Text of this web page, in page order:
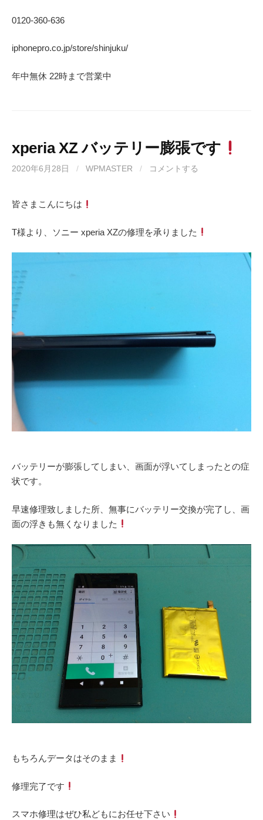
0120-360-636
iphonepro.co.jp/store/shinjuku/
年中無休 22時まで営業中
xperia XZ バッテリー膨張です
2020年6月28日 / WPMASTER / コメントする
皆さまこんにちは
T様より、ソニー xperia XZの修理を承りました
バッテリーが膨張してしまい、画面が浮いてしまったとの症
状です。
早速修理致しました所、無事にバッテリー交換が完了し、画
面の浮きも無くなりました
もちろんデータはそのまま
修理完了です
スマホ修理はぜひ私どもにお任せ下さい